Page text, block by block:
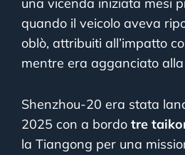
una vicenda iniziata mesi
quando il veicolo aveva
oblò, attribuiti all’impatto
mentre era agganciato
Shenzhou-20 era stata
2025 con a bordo tre
la Tiangong per una